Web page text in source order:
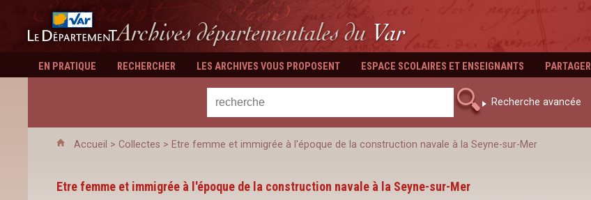
Département du Var
Archives départementalesdu Var
EN PRATIQUE RECHERCHER LES ARCHIVES VOUS PROPOSENT ESPACE SCOLAIRES ET ENSEIGNANTS PARTAGER
Recherche avancée
Accueil > Collectes > Etre femme et immigrée à l'époque de la construction navale à la Seyne-sur-Mer
Etre femme et immigrée à l'époque de la construction navale à la Seyne-sur-Mer